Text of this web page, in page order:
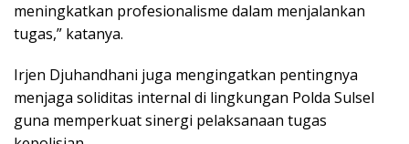
meningkatkan profesionalisme dalam menjalankan
tugas,” katanya.
Irjen Djuhandhani juga mengingatkan pentingnya
menjaga soliditas internal di lingkungan Polda Sulsel
guna memperkuat sinergi pelaksanaan tugas